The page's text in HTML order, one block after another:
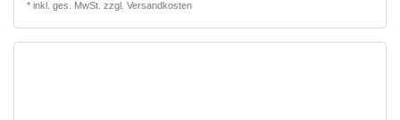
* inkl. ges. MwSt. zzgl. Versandkosten